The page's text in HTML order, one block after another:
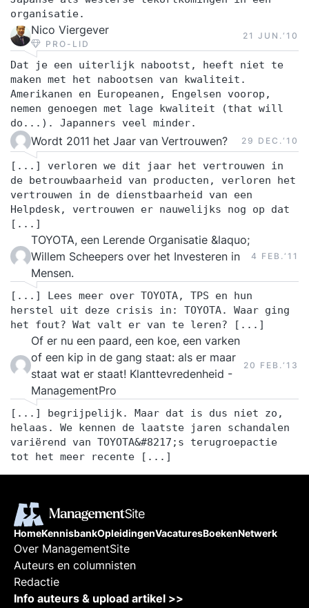
organisatie.
Nico Viergever
PRO-LID
21 JUN.‘10
Dat je een uiterlijk nabootst, heeft niet te
maken met het nabootsen van kwaliteit.
Amerikanen en Europeanen, Engelsen voorop,
nemen genoegen met lage kwaliteit (that will
do...). Japanners veel minder.
Wordt 2011 het Jaar van Vertrouwen? 29 DEC.‘10
[...] verloren we dit jaar het vertrouwen in
de betrouwbaarheid van producten, verloren het
vertrouwen in de dienstbaarheid van een
Helpdesk, vertrouwen er nauwelijks nog op dat
[...]
TOYOTA, een Lerende Organisatie &laquo;
Willem Scheepers over het Investeren in
Mensen.
4 FEB.‘11
[...] Lees meer over TOYOTA, TPS en hun
herstel uit deze crisis in: TOYOTA. Waar ging
het fout? Wat valt er van te leren? [...]
Of er nu een paard, een koe, een varken
of een kip in de gang staat: als er maar
staat wat er staat! Klanttevredenheid -
ManagementPro
20 FEB.‘13
[...] begrijpelijk. Maar dat is dus niet zo,
helaas. We kennen de laatste jaren schandalen
variërend van TOYOTA&#8217;s terugroepactie
tot het meer recente [...]
HomeKennisbankOpleidingenVacaturesBoekenNetwerk
Over ManagementSite
Auteurs en columnisten
Redactie
Info auteurs & upload artikel >>